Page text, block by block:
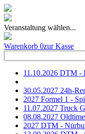
Veranstaltung wählen...
Warenkorb 0zur Kasse
11.10.2026 DTM -
30.05.2027 24h-
2027 Formel 1 -
11.07.2027 Truck
08.08.2027
2027 DTM -